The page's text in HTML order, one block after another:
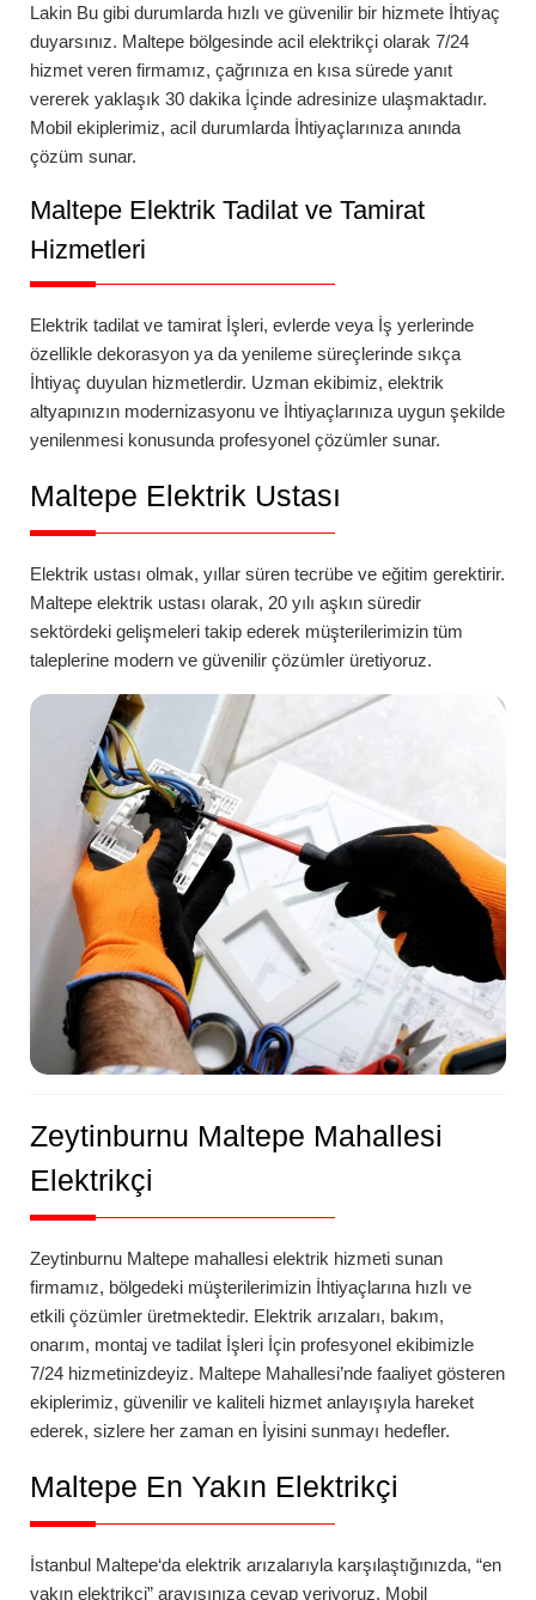
Lakin Bu gibi durumlarda hızlı ve güvenilir bir hizmete İhtiyaç
duyarsınız. Maltepe bölgesinde acil elektrikçi olarak 7/24
hizmet veren firmamız, çağrınıza en kısa sürede yanıt
vererek yaklaşık 30 dakika İçinde adresinize ulaşmaktadır.
Mobil ekiplerimiz, acil durumlarda İhtiyaçlarınıza anında
çözüm sunar.
Maltepe Elektrik Tadilat ve Tamirat
Hizmetleri
Elektrik tadilat ve tamirat İşleri, evlerde veya İş yerlerinde
özellikle dekorasyon ya da yenileme süreçlerinde sıkça
İhtiyaç duyulan hizmetlerdir. Uzman ekibimiz, elektrik
altyapınızın modernizasyonu ve İhtiyaçlarınıza uygun şekilde
yenilenmesi konusunda profesyonel çözümler sunar.
Maltepe Elektrik Ustası
Elektrik ustası olmak, yıllar süren tecrübe ve eğitim gerektirir.
Maltepe elektrik ustası olarak, 20 yılı aşkın süredir
sektördeki gelişmeleri takip ederek müşterilerimizin tüm
taleplerine modern ve güvenilir çözümler üretiyoruz.
Zeytinburnu Maltepe Mahallesi
Elektrikçi
Zeytinburnu Maltepe mahallesi elektrik hizmeti sunan
firmamız, bölgedeki müşterilerimizin İhtiyaçlarına hızlı ve
etkili çözümler üretmektedir. Elektrik arızaları, bakım,
onarım, montaj ve tadilat İşleri İçin profesyonel ekibimizle
7/24 hizmetinizdeyiz. Maltepe Mahallesi’nde faaliyet gösteren
ekiplerimiz, güvenilir ve kaliteli hizmet anlayışıyla hareket
ederek, sizlere her zaman en İyisini sunmayı hedefler.
Maltepe En Yakın Elektrikçi
İstanbul Maltepe‘da elektrik arızalarıyla karşılaştığınızda, “en
yakın elektrikçi” arayışınıza cevap veriyoruz. Mobil